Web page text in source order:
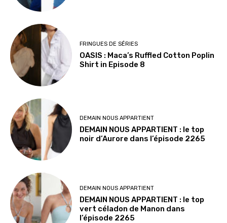
FRINGUES DE SÉRIES
OASIS : Maca’s Ruffled Cotton Poplin
Shirt in Episode 8
DEMAIN NOUS APPARTIENT
DEMAIN NOUS APPARTIENT : le top
noir d’Aurore dans l’épisode 2265
DEMAIN NOUS APPARTIENT
DEMAIN NOUS APPARTIENT : le top
vert céladon de Manon dans
l’épisode 2265